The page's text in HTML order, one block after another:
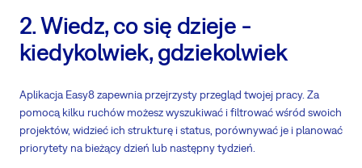
2. Wiedz, co się dzieje -
kiedykolwiek, gdziekolwiek
Aplikacja Easy8 zapewnia przejrzysty przegląd twojej pracy. Za
pomocą kilku ruchów możesz wyszukiwać i filtrować wśród swoich
projektów, widzieć ich strukturę i status, porównywać je i planować
priorytety na bieżący dzień lub następny tydzień.